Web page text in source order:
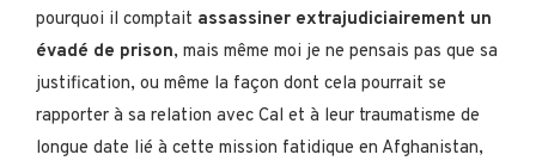
pourquoi il comptait assassiner extrajudiciairement un
évadé de prison, mais même moi je ne pensais pas que sa
justification, ou même la façon dont cela pourrait se
rapporter à sa relation avec Cal et à leur traumatisme de
longue date lié à cette mission fatidique en Afghanistan,